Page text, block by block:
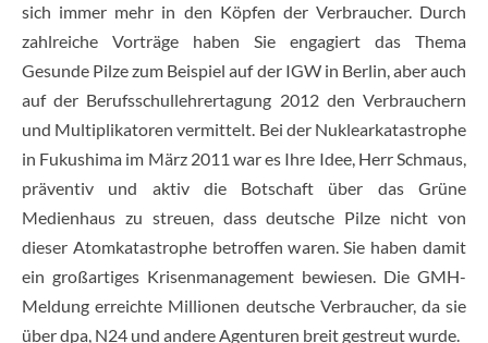
sich immer mehr in den Köpfen der Verbraucher. Durch
zahlreiche Vorträge haben Sie engagiert das Thema
Gesunde Pilze zum Beispiel auf der IGW in Berlin, aber auch
auf der Berufsschullehrertagung 2012 den Verbrauchern
und Multiplikatoren vermittelt. Bei der Nuklearkatastrophe
in Fukushima im März 2011 war es Ihre Idee, Herr Schmaus,
präventiv und aktiv die Botschaft über das Grüne
Medienhaus zu streuen, dass deutsche Pilze nicht von
dieser Atomkatastrophe betroffen waren. Sie haben damit
ein großartiges Krisenmanagement bewiesen. Die GMH-
Meldung erreichte Millionen deutsche Verbraucher, da sie
über dpa, N24 und andere Agenturen breit gestreut wurde.